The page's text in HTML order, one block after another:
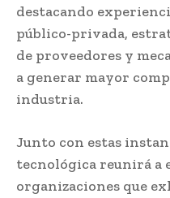
destacando
público-privada,
de proveedores y
a generar mayor
industria.
Junto con estas
tecnológica reunirá a
organizaciones que